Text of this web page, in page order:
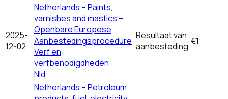
2025-
12-02
Netherlands – Paints,
varnishes and mastics –
Openbare Europese
Aanbestedingsprocedure
Verf en
verfbenodigdheden
Nld
Resultaat van
aanbesteding €1
Netherlands – Petroleum